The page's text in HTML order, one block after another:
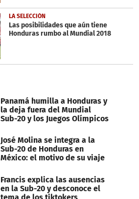
LA SELECCIÓN
Las posibilidades que aún tiene
Honduras rumbo al Mundial 2018
Panamá humilla a Honduras y
la deja fuera del Mundial
Sub-20 y los Juegos Olímpicos
José Molina se integra a la
Sub-20 de Honduras en
México: el motivo de su viaje
Francis explica las ausencias
en la Sub-20 y desconoce el